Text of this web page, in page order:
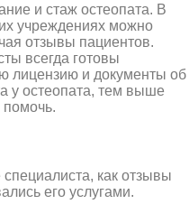
и стаж остеопата. В
учреждениях можно
отзывы пациентов.
всегда готовы
лицензию и документы об
у остеопата, тем выше
помочь.
специалиста, как отзывы
его услугами.